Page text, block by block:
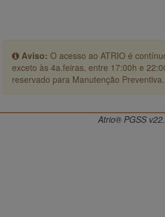
Aviso: O acesso ao ATRIO é
exceto às 4a.feiras, entre 17:00h e
reservado para Manutenção Preventiva.
Atrio® PGSS